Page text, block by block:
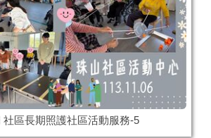
社區長期照護社區活動服務-5